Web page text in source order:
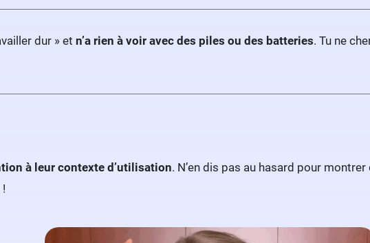
dur » et n’a rien à voir avec des piles ou des batteries. Tu ne
à leur contexte d’utilisation. N’en dis pas au hasard pour